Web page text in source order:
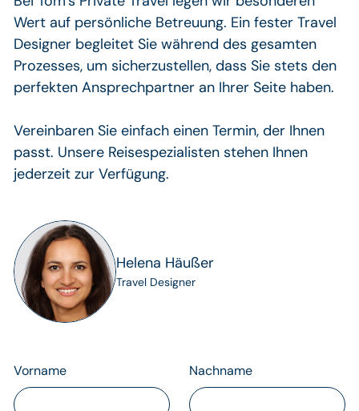
Wert auf persönliche Betreuung. Ein fester Travel
Designer begleitet Sie während des gesamten
Prozesses, um sicherzustellen, dass Sie stets den
perfekten Ansprechpartner an Ihrer Seite haben.
Vereinbaren Sie einfach einen Termin, der Ihnen
passt. Unsere Reisespezialisten stehen Ihnen
jederzeit zur Verfügung.
Helena Häußer
Travel Designer
Vorname Nachname